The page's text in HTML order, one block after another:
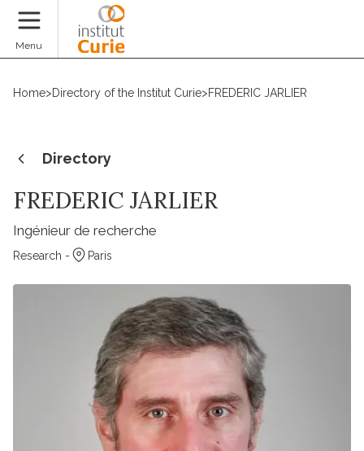
Menu
Home>Directory of the Institut Curie>FREDERIC JARLIER
Directory
FREDERIC JARLIER
Ingénieur de recherche
Research - Paris